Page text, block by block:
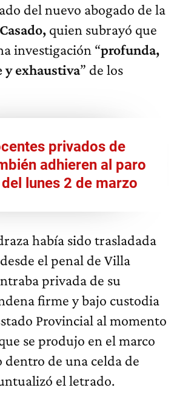
del nuevo abogado de la
quien subrayó que
investigación “profunda,
exhaustiva” de los
privados de
adhieren al paro
lunes 2 de marzo
había sido trasladada
el penal de Villa
privada de su
firme y bajo custodia
Provincial al momento
se produjo en el marco
de una celda de
el letrado.